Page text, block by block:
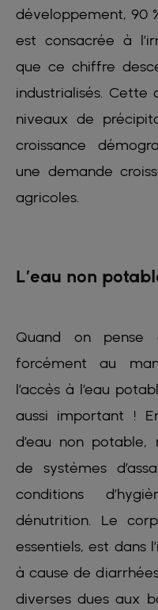
développement, 90
est consacrée à
que ce chiffre
industrialisés. Cette
niveaux de
croissance
une demande
agricoles.
L’eau non
Quand on
forcément au
l’accès à l’eau
aussi important !
d’eau non potable,
de systèmes
conditions
dénutrition. Le
essentiels, est dans
à cause de
diverses dues aux